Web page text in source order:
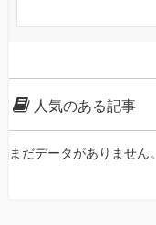
人気のある記事
まだデータがありません。